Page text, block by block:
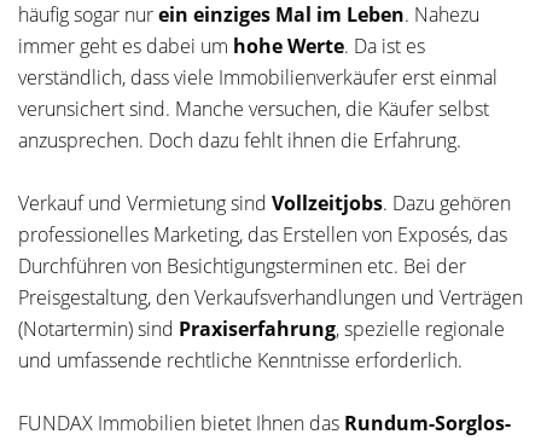
häufig sogar nurein einziges Mal im Leben. Nahezu
immer geht es dabei um hohe Werte. Da ist es
verständlich, dass viele Immobilienverkäufer erst einmal
verunsichert sind. Manche versuchen, die Käufer selbst
anzusprechen. Doch dazu fehlt ihnen die Erfahrung.
Verkauf und Vermietung sind Vollzeitjobs. Dazu gehören
professionelles Marketing, das Erstellen von Exposés, das
Durchführen von Besichtigungsterminen etc. Bei der
Preisgestaltung, den Verkaufsverhandlungen und Verträgen
(Notartermin) sind Praxiserfahrung, spezielle regionale
und umfassende rechtliche Kenntnisse erforderlich.
FUNDAX Immobilien bietet Ihnen das Rundum-Sorglos-